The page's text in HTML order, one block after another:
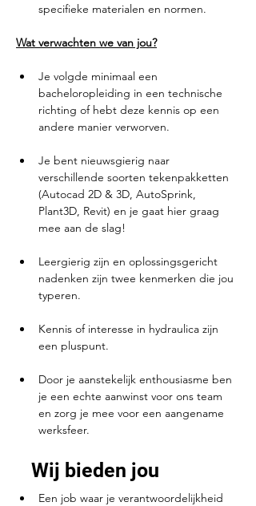
specifieke materialen en normen.
Wat verwachten we van jou?
Je volgde minimaal een
bacheloropleiding in een technische
richting of hebt deze kennis op een
andere manier verworven.
Je bent nieuwsgierig naar
verschillende soorten tekenpakketten
(Autocad 2D & 3D, AutoSprink,
Plant3D, Revit) en je gaat hier graag
mee aan de slag!
Leergierig zijn en oplossingsgericht
nadenken zijn twee kenmerken die jou
typeren.
Kennis of interesse in hydraulica zijn
een pluspunt.
Door je aanstekelijk enthousiasme ben
je een echte aanwinst voor ons team
en zorg je mee voor een aangename
werksfeer.
Wij bieden jou
Een job waar je verantwoordelijkheid